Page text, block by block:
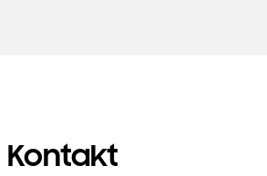
Kontakt